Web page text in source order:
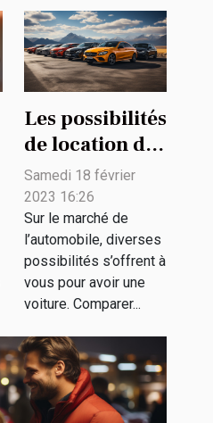
Les possibilités
de location de
voiture
Samedi 18 février
2023 16:26
Sur le marché de
l’automobile, diverses
possibilités s’offrent à
vous pour avoir une
voiture. Comparer...